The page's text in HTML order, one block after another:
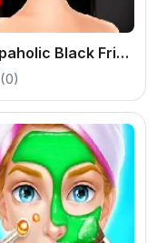
Shopaholic Black Friday
(0)